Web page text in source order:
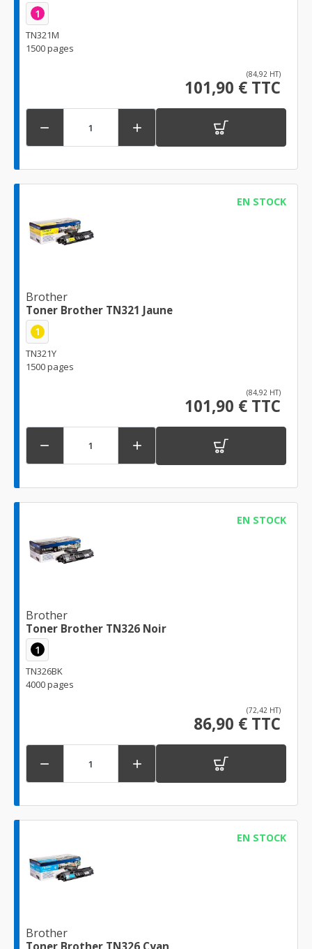
1
TN321M
1500 pages
(84,92 HT)
101,90 € TTC
 
EN STOCK
Brother
Toner Brother TN321 Jaune
1
TN321Y
1500 pages
(84,92 HT)
101,90 € TTC
 
EN STOCK
Brother
Toner Brother TN326 Noir
1
TN326BK
4000 pages
(72,42 HT)
86,90 € TTC
 
EN STOCK
Brother